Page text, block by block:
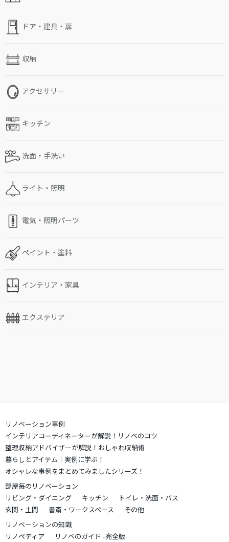
ドア・建具・扉
収納
アクセサリー
キッチン
洗面・手洗い
ライト・照明
電気・照明パーツ
ペイント・塗料
インテリア・家具
エクステリア
リノベーション事例
インテリアコーディネーターが解説！リノベのコツ
整理収納アドバイザーが解説！おしゃれ収納術
暮らしとアイテム｜実例に学ぶ！
オシャレな事例をまとめてみましたシリーズ！
部屋毎のリノベーション
リビング・ダイニング
キッチン
トイレ・洗面・バス
玄関・土間
書斎・ワークスペース
その他
リノベーションの知識
リノペディア
リノベのガイド -完全版-